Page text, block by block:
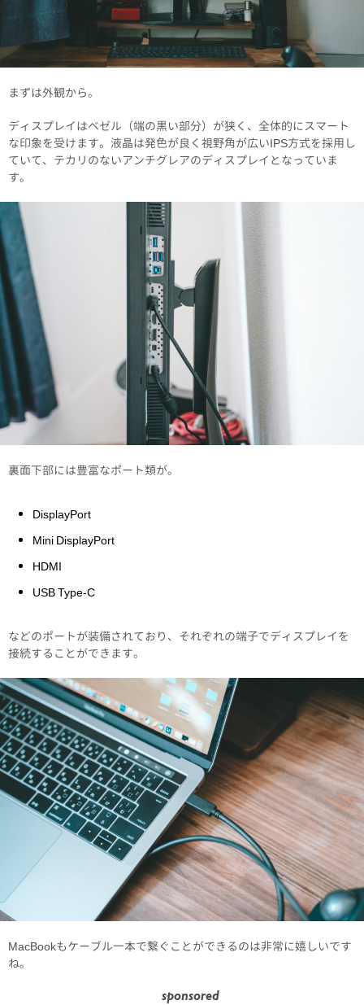
まずは外観から。
ディスプレイはベゼル（端の黒い部分）が狭く、全体的にスマート
な印象を受けます。液晶は発色が良く視野角が広いIPS方式を採用し
ていて、テカリのないアンチグレアのディスプレイとなっていま
す。
裏面下部には豊富なポート類が。
DisplayPort
Mini DisplayPort
HDMI
USB Type-C
などのポートが装備されており、それぞれの端子でディスプレイを
接続することができます。
MacBookもケーブル一本で繋ぐことができるのは非常に嬉しいです
ね。
sponsored